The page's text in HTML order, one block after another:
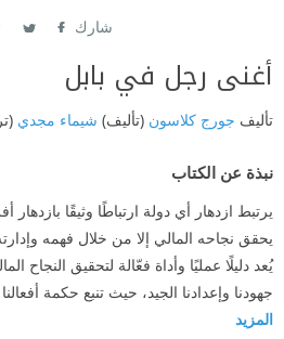
شارك
أغنى رجل في بابل
تأليف جورج كلاسون (تأليف) شيماء مجدي
نبذة عن الكتاب
يرتبط ازدهار أي دولة ارتباطًا وثيقًا بازدهار
يحقق نجاحه المالي إلا من خلال فهمه
يُعد دليلًا عمليًا وأداة فعّالة لتحقيق النجاح
جهودنا وإعدادنا الجيد، حيث تنبع حكمة
المزيد